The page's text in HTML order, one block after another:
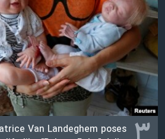
Van Landeghem poses